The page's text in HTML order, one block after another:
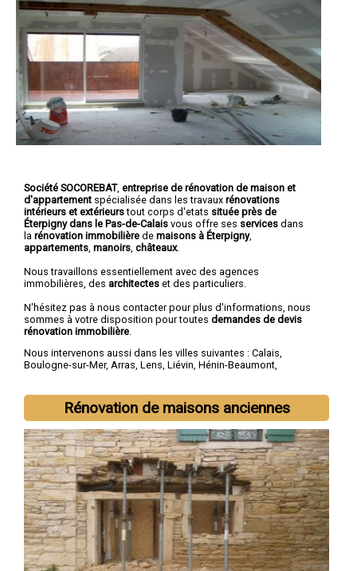
Société SOCOREBAT, entreprise de rénovation de maison et
d'appartement spécialisée dans les travaux rénovations
intérieurs et extérieurstout corps d'etats située près de
Éterpigny dans le Pas-de-Calais vous offre ses services dans
la rénovation immobilière de maisons à Éterpigny,
appartements manoirs châteaux.
Nous travaillons essentiellement avec des agences
immobilières, des architectes et des particuliers.
N'hésitez pas à nous contacter pour plus d'informations, nous
sommes à votre disposition pour toutes demandes de devis
rénovation immobilière
Nous intervenons aussi dans les villes suivantes : Calais,
Boulogne-sur-Mer, Arras, Lens, Liévin, Hénin-Beaumont,
Rénovation de maisons anciennes